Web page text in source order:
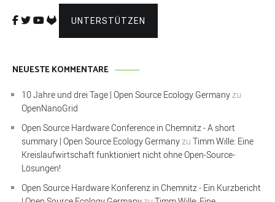
UNTERSTÜTZEN
NEUESTE KOMMENTARE
10 Jahre und drei Tage | Open Source Ecology Germanyzu
OpenNanoGrid
Open Source Hardware Conference in Chemnitz - A short
summary | Open Source Ecology Germanyzu Timm Wille: Eine
Kreislaufwirtschaft funktioniert nicht ohne Open-Source-
Lösungen!
Open Source Hardware Konferenz in Chemnitz - Ein Kurzbericht